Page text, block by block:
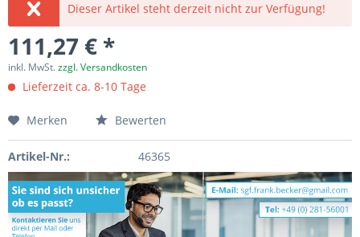
Dieser Artikel steht derzeit nicht zur Verfügung!
111,27 € *
inkl. MwSt.zzgl. Versandkosten
Lieferzeit ca. 8-10 Tage
Merken Bewerten
Artikel-Nr.: 46365